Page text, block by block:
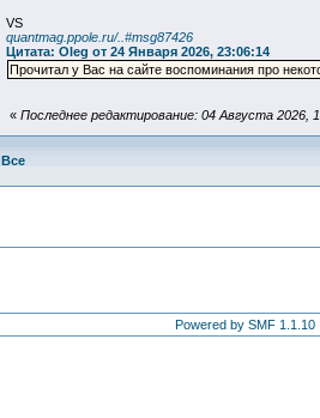
VS
quantmag.ppole.ru/..#msg87426
Цитата: Oleg от 24 Января 2026, 23:06:14
Прочитал у Вас на сайте воспоминания про
« Последнее редактирование: 04 Августа 2026,
Все
Powered by SMF 1.1.10